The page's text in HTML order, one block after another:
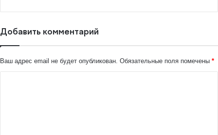
Добавить комментарий
Ваш адрес email не будет опубликован. Обязательные поля помечены *